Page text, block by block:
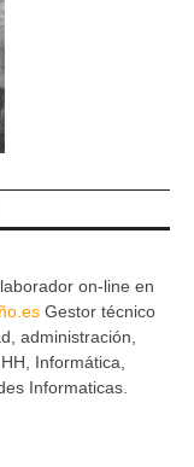
on-line en
Gestor técnico
administración,
Informática,
Informaticas.